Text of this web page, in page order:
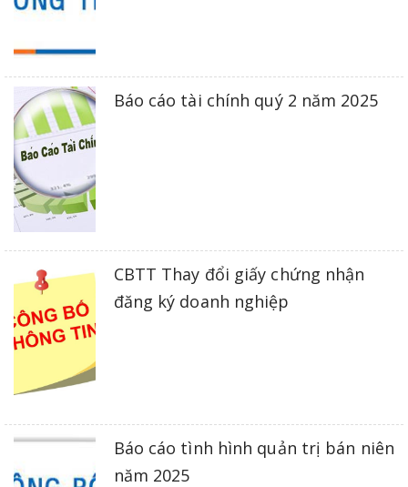
Báo cáo tài chính quý 2 năm 2025
CBTT Thay đổi giấy chứng nhận
đăng ký doanh nghiệp
Báo cáo tình hình quản trị bán niên
năm 2025